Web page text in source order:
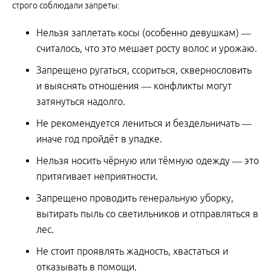
строго соблюдали запреты:
Нельзя заплетать косы (особенно девушкам) —
считалось, что это мешает росту волос и урожаю.
Запрещено ругаться, ссориться, сквернословить
и выяснять отношения — конфликты могут
затянуться надолго.
Не рекомендуется лениться и бездельничать —
иначе год пройдёт в упадке.
Нельзя носить чёрную или тёмную одежду — это
притягивает неприятности.
Запрещено проводить генеральную уборку,
вытирать пыль со светильников и отправляться в
лес.
Не стоит проявлять жадность, хвастаться и
отказывать в помощи.